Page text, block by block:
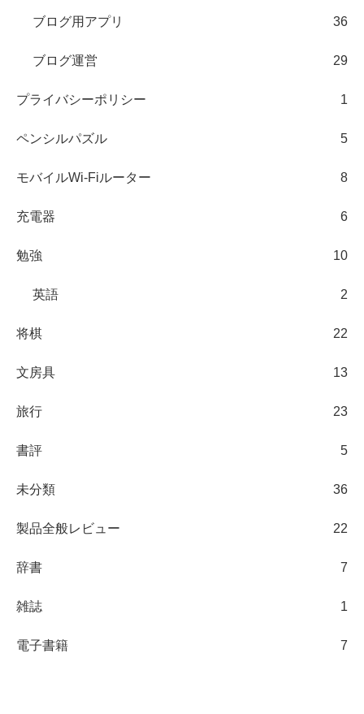
ブログ用アプリ 36
ブログ運営 29
プライバシーポリシー 1
ペンシルパズル 5
モバイルWi-Fiルーター 8
充電器 6
勉強 10
英語 2
将棋 22
文房具 13
旅行 23
書評 5
未分類 36
製品全般レビュー 22
辞書 7
雑誌 1
電子書籍 7